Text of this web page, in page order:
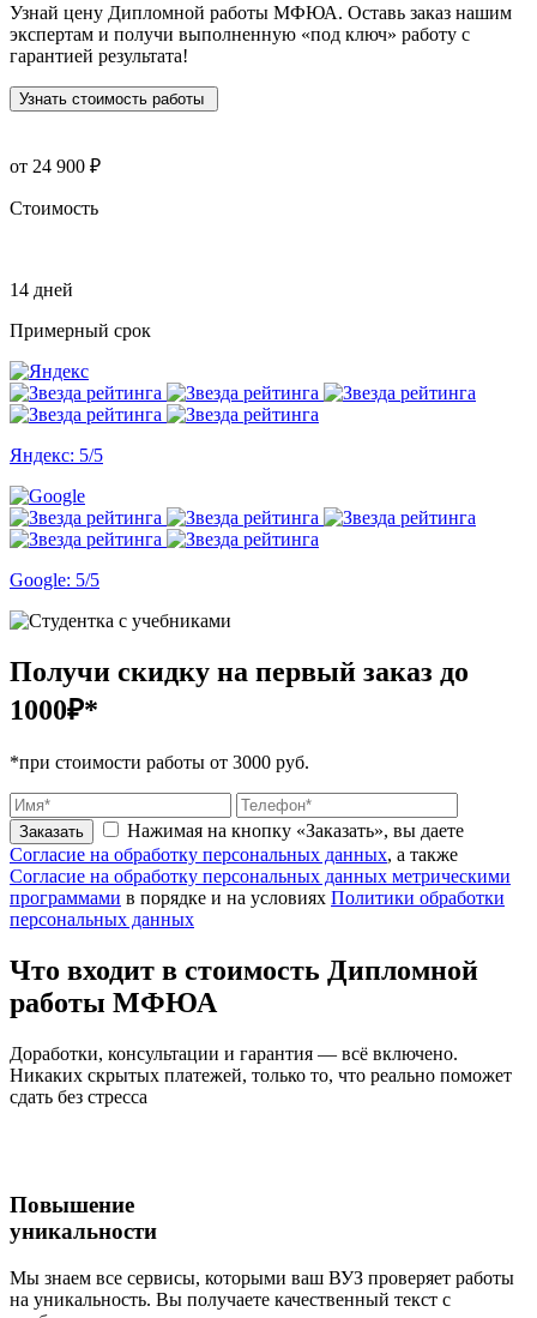
Узнай цену Дипломной работы МФЮА. Оставь заказ нашим
экспертам и получи выполненную «под ключ» работу с
гарантией результата!
Узнать стоимость работы
от 24 900 ₽
Стоимость
14 дней
Примерный срок
Яндекс: 5/5
Google: 5/5
Получи скидку на первый заказ до
1000₽*
*при стоимости работы от 3000 руб.
Заказать
Нажимая на кнопку «Заказать», вы даете
Согласие на обработку персональных данных, а также
Согласие на обработку персональных данных метрическими
программами в порядке и на условиях Политики обработки
персональных данных
Что входит в стоимость Дипломной
работы МФЮА
Доработки, консультации и гарантия — всё включено.
Никаких скрытых платежей, только то, что реально поможет
сдать без стресса
Повышение
уникальности
Мы знаем все сервисы, которыми ваш ВУЗ проверяет работы
на уникальность. Вы получаете качественный текст с